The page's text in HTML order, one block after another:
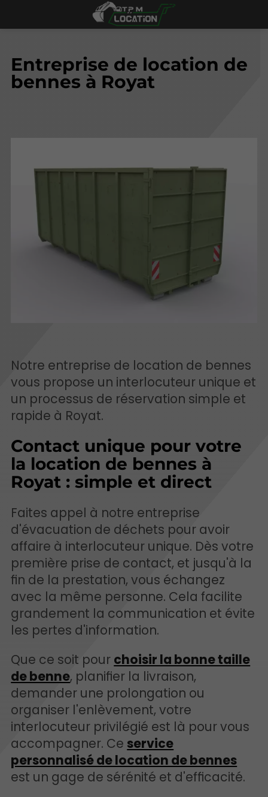
Entreprise de location de
bennes à Royat
Notre entreprise de location de bennes
vous propose un interlocuteur unique et
un processus de réservation simple et
rapide à Royat.
Contact unique pour votre
la location de bennes à
Royat : simple et direct
Faites appel à notre entreprise
d'évacuation de déchets pour avoir
affaire à interlocuteur unique. Dès votre
première prise de contact, et jusqu'à la
fin de la prestation, vous échangez
avec la même personne. Cela facilite
grandement la communication et évite
les pertes d'information.
Que ce soit pour choisir la bonne taille
de benne, planifier la livraison,
demander une prolongation ou
organiser l'enlèvement, votre
interlocuteur privilégié est là pour vous
accompagner. Ce service
personnalisé de location de bennes
est un gage de sérénité et d'efficacité.